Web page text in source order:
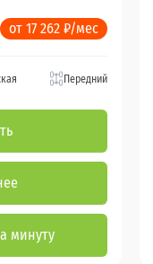
от 17 262 ₽/мес
Передний
минуту